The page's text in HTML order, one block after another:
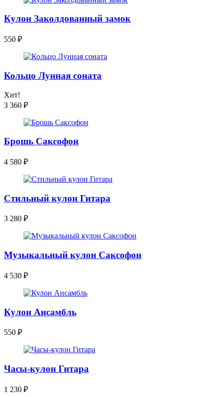
Кулон Заколдованный замок
550 ₽
Кольцо Лунная соната
Хит!
3 360 ₽
Брошь Саксофон
4 580 ₽
Стильный кулон Гитара
3 280 ₽
Музыкальный кулон Саксофон
4 530 ₽
Кулон Ансамбль
550 ₽
Часы-кулон Гитара
1 230 ₽